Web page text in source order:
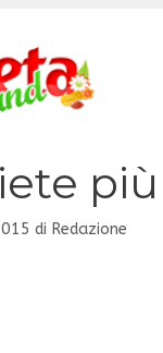
di Redazione